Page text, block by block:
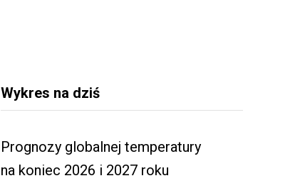
Wykres na dziś
Prognozy globalnej temperatury
na koniec 2026 i 2027 roku